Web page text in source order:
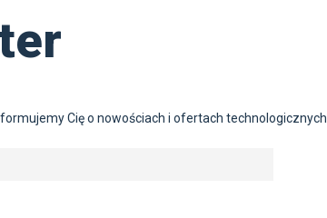
Cię o nowościach i ofertach technologicznych